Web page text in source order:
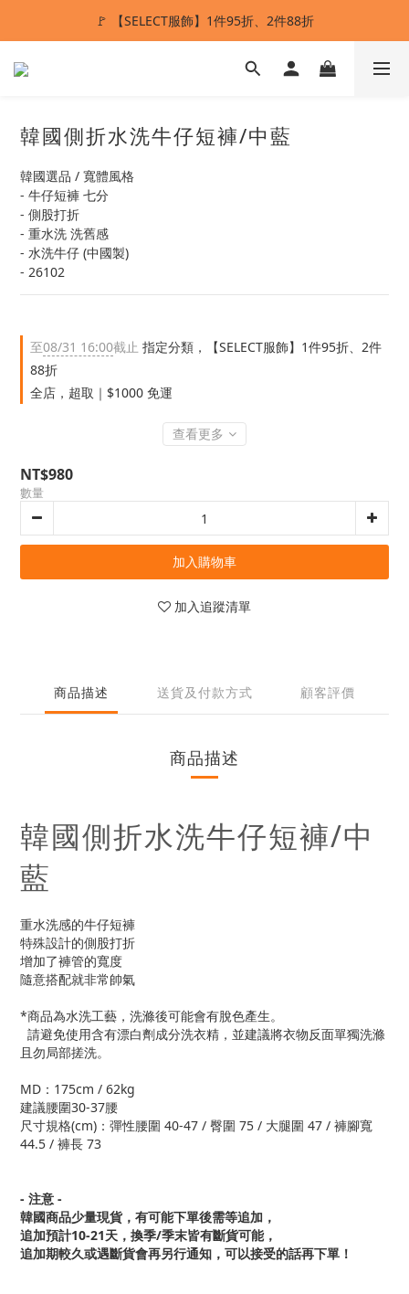
ANSTMADE｜任兩件送5%購物金💰
🚩 【SELECT服飾】1件95折、2件88折
多重好禮滿額贈🔥
韓國側折水洗牛仔短褲/中藍
韓國選品 / 寬體風格
- 牛仔短褲 七分
- 側股打折
- 重水洗 洗舊感
- 水洗牛仔 (中國製)
- 26102
至08/31 16:00截止 指定分類，【SELECT服飾】1件95折、2件
88折
全店，超取｜$1000 免運
查看更多
NT$980
數量
加入購物車
加入追蹤清單
商品描述 送貨及付款方式 顧客評價
商品描述
韓國側折水洗牛仔短褲/中
藍
重水洗感的牛仔短褲
特殊設計的側股打折
增加了褲管的寬度
隨意搭配就非常帥氣
*商品為水洗工藝，洗滌後可能會有脫色產生。
請避免使用含有漂白劑成分洗衣精，並建議將衣物反面單獨洗滌
且勿局部搓洗。
MD：175cm / 62kg
建議腰圍30-37腰
尺寸規格(cm)：彈性腰圍 40-47 / 臀圍 75 / 大腿圍 47 / 褲腳寬
44.5 / 褲長 73
- 注意 -
韓國商品少量現貨， 有可能下單後需等追加，
追加預計10-21天，換季/季末皆有斷貨可能，
追加期較久或遇斷貨會再另行通知，可以接受的話再下單！